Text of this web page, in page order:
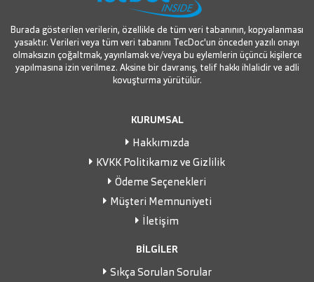
Burada gösterilen verilerin, özellikle de tüm veri tabanının, kopyalanması
yasaktır. Verileri veya tüm veri tabanını TecDoc'un önceden yazılı onayı
olmaksızın çoğaltmak, yayınlamak ve/veya bu eylemlerin üçüncü kişilerce
yapılmasına izin verilmez. Aksine bir davranış, telif hakkı ihlalidir ve adli
kovuşturma yürütülür.
KURUMSAL
Hakkımızda
KVKK Politikamız ve Gizlilik
Ödeme Seçenekleri
Müşteri Memnuniyeti
İletişim
BİLGİLER
Sıkça Sorulan Sorular